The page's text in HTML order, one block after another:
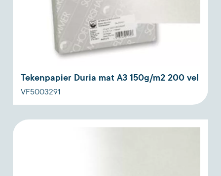
Tekenpapier Duria mat A3 150g/m2 200 vel
VF5003291